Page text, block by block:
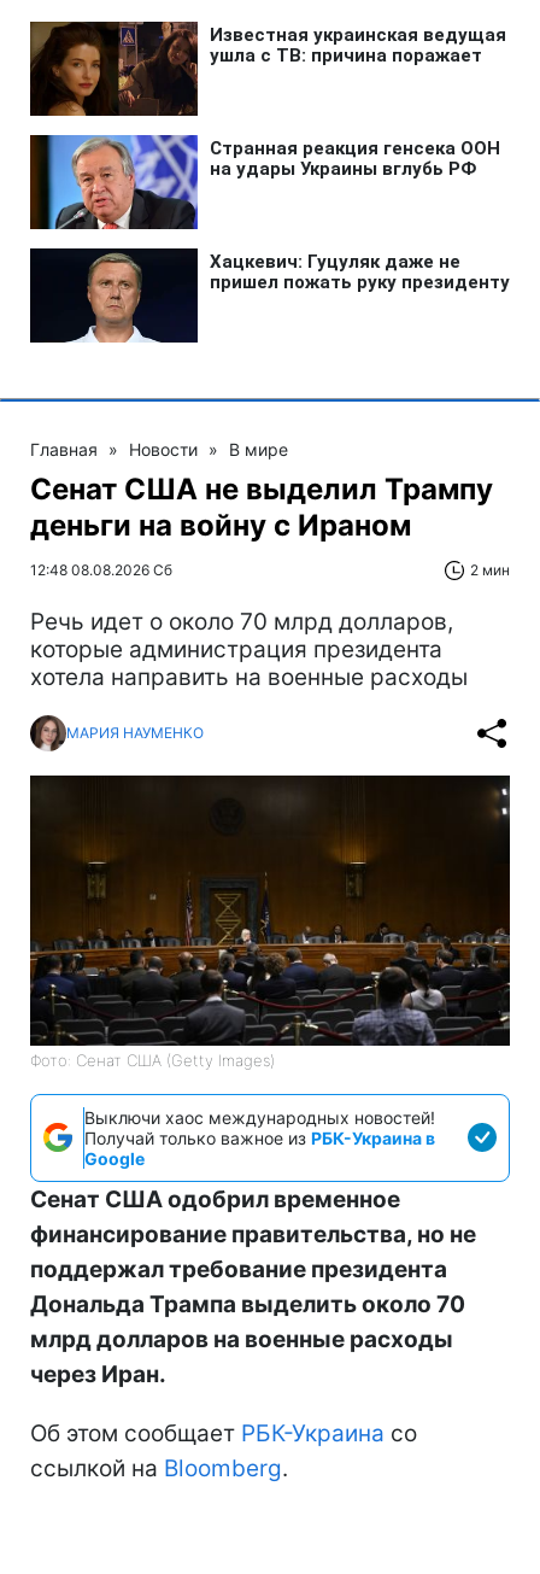
Главная » Новости » В мире
Сенат США не выделил Трампу
деньги на войну с Ираном
12:48 08.08.2026 Сб 2 мин
Речь идет о около 70 млрд долларов,
которые администрация президента
хотела направить на военные расходы
МАРИЯ НАУМЕНКО
Фото: Сенат США (Getty Images)
Выключи хаос международных новостей!
Получай только важное из РБК-Украина в
Google
Сенат США одобрил временное
финансирование правительства, но не
поддержал требование президента
Дональда Трампа выделить около 70
млрд долларов на военные расходы
через Иран.
Об этом сообщает РБК-Украина со
ссылкой на Bloomberg.